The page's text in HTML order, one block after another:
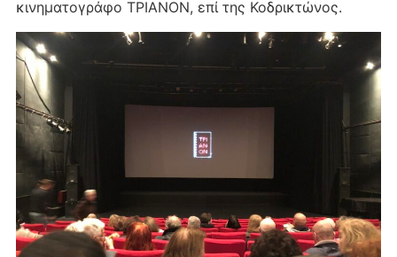
κινηματογράφο ΤΡΙΑΝΟΝ, επί της Κοδρικτώνος.